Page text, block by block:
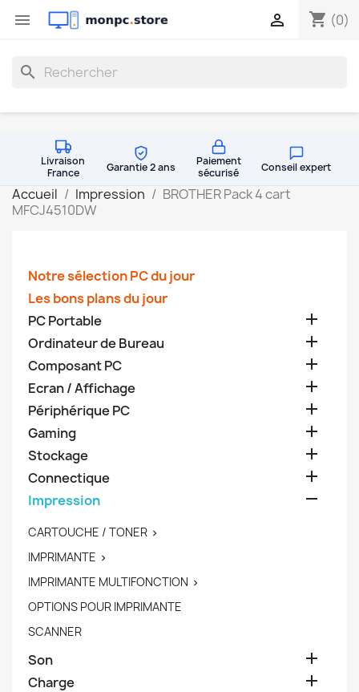
 shopping_cart (0)

search
Livraison
France
Garantie 2 ans
Paiement
sécurisé
Conseil expert
Accueil Impression
BROTHER Pack 4 cart
MFCJ4510DW
Notre sélection PC du jour
Les bons plans du jour
PC Portable

Ordinateur de Bureau 
Composant PC 
Ecran / Affichage 
Périphérique PC 
Gaming 
Stockage 
Connectique 
Impression 
CARTOUCHE / TONER 
IMPRIMANTE 
IMPRIMANTE MULTIFONCTION 
OPTIONS POUR IMPRIMANTE
SCANNER
Son 
Charge 